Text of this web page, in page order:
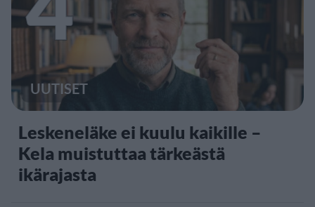
UUTISET
Leskeneläke ei kuulu kaikille –
Kela muistuttaa tärkeästä
ikärajasta